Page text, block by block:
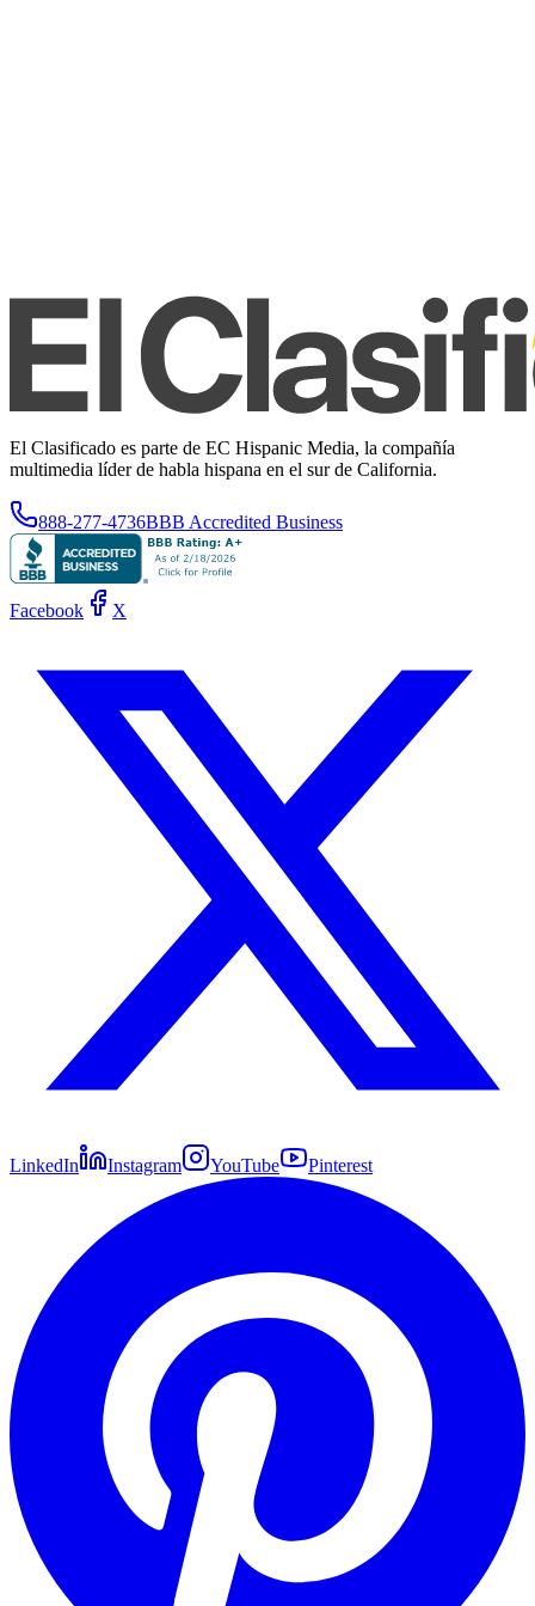
El Clasificado es parte de EC Hispanic Media, la compañía
multimedia líder de habla hispana en el sur de California.
888-277-4736BBB Accredited Business
Facebook X
LinkedIn Instagram YouTube Pinterest